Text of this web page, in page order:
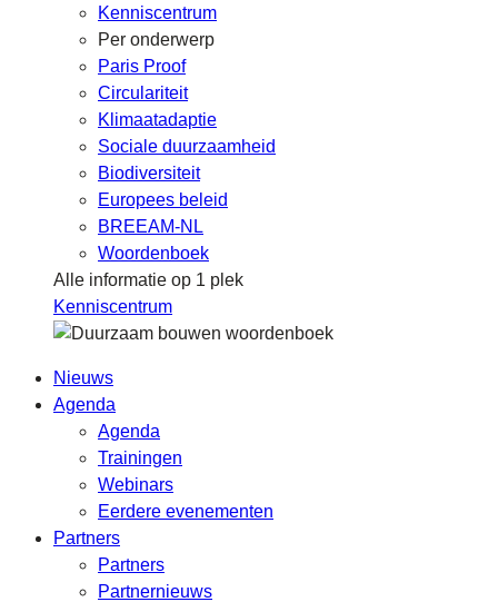
Kenniscentrum
Per onderwerp
Paris Proof
Circulariteit
Klimaatadaptie
Sociale duurzaamheid
Biodiversiteit
Europees beleid
BREEAM-NL
Woordenboek
Alle informatie op 1 plek
Kenniscentrum
Nieuws
Agenda
Agenda
Trainingen
Webinars
Eerdere evenementen
Partners
Partners
Partnernieuws